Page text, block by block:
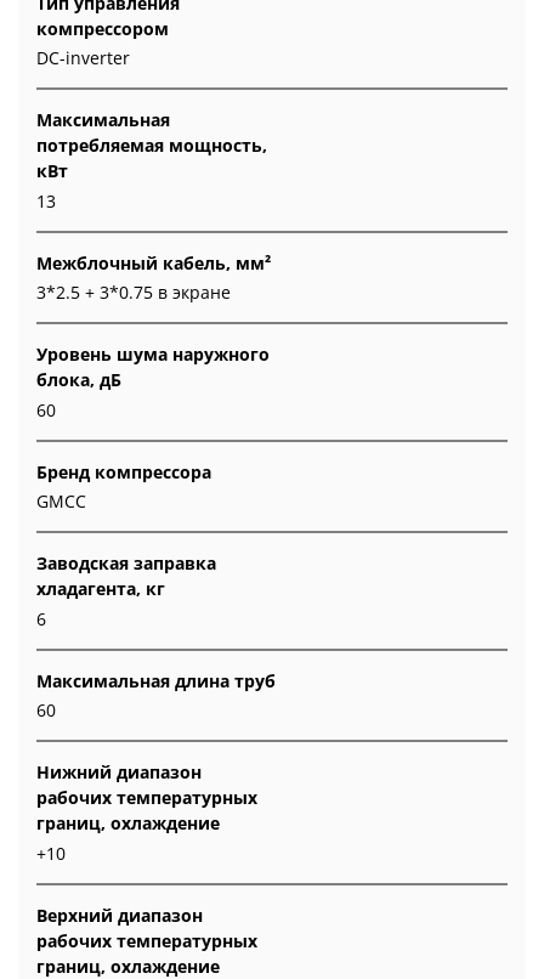
компрессором
DC-inverter
Максимальная
потребляемая мощность,
кВт
13
Межблочный кабель, мм²
3*2.5 + 3*0.75 в экране
Уровень шума наружного
блока, дБ
60
Бренд компрессора
GMCC
Заводская заправка
хладагента, кг
6
Максимальная длина труб
60
Нижний диапазон
рабочих температурных
границ, охлаждение
+10
Верхний диапазон
рабочих температурных
границ, охлаждение